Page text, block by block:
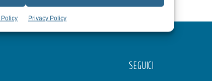
Privacy Policy
SEGUICI